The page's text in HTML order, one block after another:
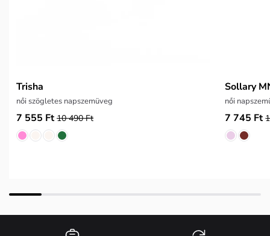
Trisha
női szögletes napszemüveg
7 555 Ft 10 490 Ft
Sollary
női
7 745 Ft